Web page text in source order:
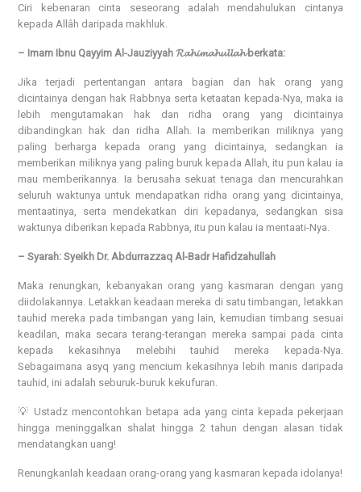
Ciri kebenaran cinta seseorang adalah mendahulukan cintanya
kepada Allâh daripada makhluk.
– Imam Ibnu Qayyim Al-Jauziyyah 𝓡𝓪𝓱𝓲𝓶𝓪𝓱𝓾𝓵𝓵𝓪𝓱 berkata:
Jika terjadi pertentangan antara bagian dan hak orang yang
dicintainya dengan hak Rabbnya serta ketaatan kepada-Nya, maka ia
lebih mengutamakan hak dan ridha orang yang dicintainya
dibandingkan hak dan ridha Allah. Ia memberikan miliknya yang
paling berharga kepada orang yang dicintainya, sedangkan ia
memberikan miliknya yang paling buruk kepada Allah, itu pun kalau ia
mau memberikannya. Ia berusaha sekuat tenaga dan mencurahkan
seluruh waktunya untuk mendapatkan ridha orang yang dicintainya,
mentaatinya, serta mendekatkan diri kepadanya, sedangkan sisa
waktunya diberikan kepada Rabbnya, itu pun kalau ia mentaati-Nya.
– Syarah: Syeikh Dr. Abdurrazzaq Al-Badr Hafidzahullah
Maka renungkan, kebanyakan orang yang kasmaran dengan yang
diidolakannya. Letakkan keadaan mereka di satu timbangan, letakkan
tauhid mereka pada timbangan yang lain, kemudian timbang sesuai
keadilan, maka secara terang-terangan mereka sampai pada cinta
kepada kekasihnya melebihi tauhid mereka kepada-Nya.
Sebagaimana asyq yang mencium kekasihnya lebih manis daripada
tauhid, ini adalah seburuk-buruk kekufuran.
💡 Ustadz mencontohkan betapa ada yang cinta kepada pekerjaan
hingga meninggalkan shalat hingga 2 tahun dengan alasan tidak
mendatangkan uang!
Renungkanlah keadaan orang-orang yang kasmaran kepada idolanya!